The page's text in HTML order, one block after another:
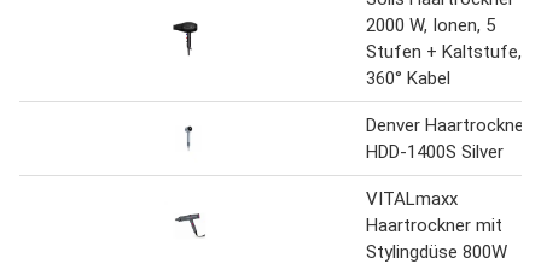
2000 W, Ionen, 5
Stufen + Kaltstufe,
360° Kabel
Denver Haartrockner
HDD-1400S Silver
VITALmaxx
Haartrockner mit
Stylingdüse 800W